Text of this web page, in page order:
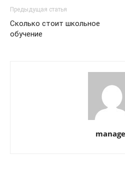
Предыдущая статья
Сколько стоит школьное
обучение